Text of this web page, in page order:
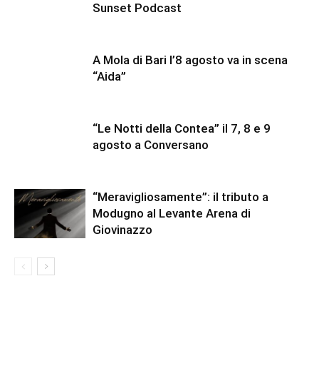
Sunset Podcast
A Mola di Bari l’8 agosto va in scena
“Aida”
“Le Notti della Contea” il 7, 8 e 9
agosto a Conversano
“Meravigliosamente”: il tributo a
Modugno al Levante Arena di
Giovinazzo